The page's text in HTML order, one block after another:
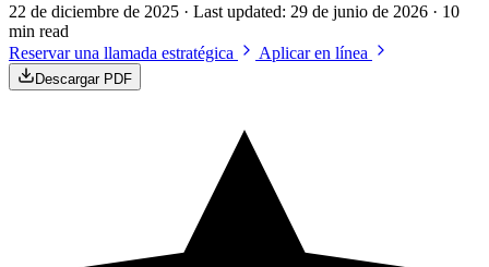
22 de diciembre de 2025 · Last updated: 29 de junio de 2026 · 10
min read
Reservar una llamada estratégica
Aplicar en línea
Descargar PDF